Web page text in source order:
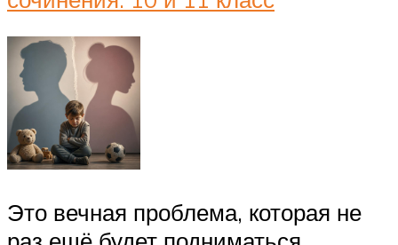
Это вечная проблема, которая не